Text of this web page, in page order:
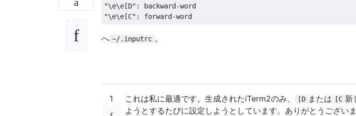
"\e\e[D" : backward -
"\e\e[C" : forward -word
へ ~/.inputrc 。
1 これは私に最適です。生成されたiTerm2のみ、 [D または [C 新
ようとするたびに設定しようとしています。ありがとうございま